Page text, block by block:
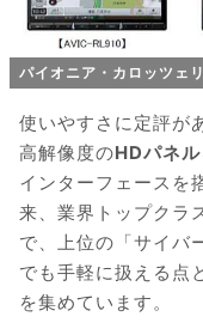
パイオニア・カロッツェ
使いやすさに定評が
高解像度のHDパネル
インターフェースを
来、業界トップクラ
で、上位の「サイバ
でも手軽に扱える点
を集めています。